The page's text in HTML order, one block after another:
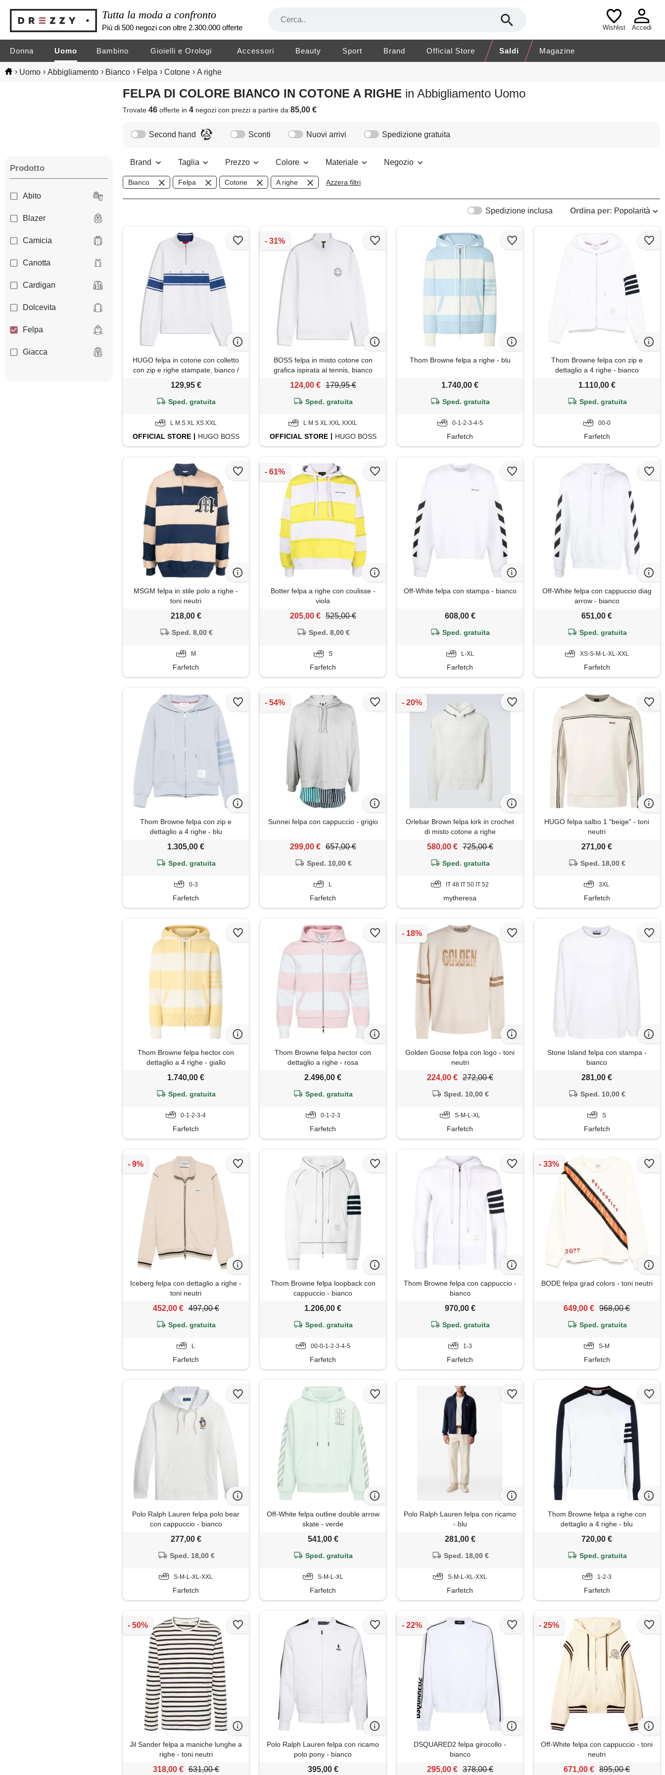
Tutta la moda a confronto
Più di 500 negozi con oltre 2.300.000 offerte Wishlist Accedi
Donna Uomo Bambino Gioielli e Orologi Accessori Beauty Sport Brand Official Store Saldi Magazine
› Uomo › Abbigliamento › Bianco › Felpa › Cotone › A righe
FELPA DI COLORE BIANCO IN COTONE A RIGHE in Abbigliamento Uomo
Trovate46 offerte in4 negozicon prezzi a partire da85,00 €
Prodotto
Abito
Blazer
Camicia
Canotta
Cardigan
Dolcevita
Felpa
Giacca
Second hand Sconti Nuovi arrivi Spedizione gratuita
Brand Taglia Prezzo Colore Materiale Negozio
Bianco Felpa Cotone A righe Azzera filtri
Ordina per: Popolarità
Spedizione inclusa
HUGO felpa in cotone con colletto
con zip e righe stampate, bianco /
blu
129,95 €
Sped. gratuita
L M S XL XS XXL
OFFICIALSTORE HUGO BOSS
BOSS felpa in misto cotone con
grafica ispirata al tennis, bianco
124,00 € 179,95 €
Sped. gratuita
L M S XL XXL XXXL
OFFICIALSTORE HUGO BOSS
Thom Browne felpa a righe - blu
1.740,00 €
Sped. gratuita
0-1-2-3-4-5
Farfetch
Thom Browne felpa con zip e
dettaglio a 4 righe - bianco
1.110,00 €
Sped. gratuita
00-0
Farfetch
MSGM felpa in stile polo a righe -
toni neutri
218,00 €
Sped. 8,00 €
M
Farfetch
Botter felpa a righe con coulisse -
viola
205,00 € 525,00 €
Sped. 8,00 €
S
Farfetch
Off-White felpa con stampa - bianco
608,00 €
Sped. gratuita
L-XL
Farfetch
Off-White felpa con cappuccio diag
arrow - bianco
651,00 €
Sped. gratuita
XS-S-M-L-XL-XXL
Farfetch
Thom Browne felpa con zip e
dettaglio a 4 righe - blu
1.305,00 €
Sped. gratuita
0-3
Farfetch
Sunnei felpa con cappuccio - grigio
299,00 € 657,00 €
Sped. 10,00 €
L
Farfetch
Orlebar Brown felpa kirk in crochet
di misto cotone a righe
580,00 € 725,00 €
Sped. gratuita
IT 48 IT 50 IT 52
mytheresa
HUGO felpa salbo 1 "beige" - toni
neutri
271,00 €
Sped. 18,00 €
3XL
Farfetch
Thom Browne felpa hector con
dettaglio a 4 righe - giallo
1.740,00 €
Sped. gratuita
0-1-2-3-4
Farfetch
Thom Browne felpa hector con
dettaglio a righe - rosa
2.496,00 €
Sped. gratuita
0-1-2-3
Farfetch
Golden Goose felpa con logo - toni
neutri
224,00 € 272,00 €
Sped. 10,00 €
S-M-L-XL
Farfetch
Stone Island felpa con stampa -
bianco
281,00 €
Sped. 10,00 €
S
Farfetch
Iceberg felpa con dettaglio a righe -
toni neutri
452,00 € 497,00 €
Sped. gratuita
L
Farfetch
Thom Browne felpa loopback con
cappuccio - bianco
1.206,00 €
Sped. gratuita
00-0-1-2-3-4-5
Farfetch
Thom Browne felpa con cappuccio -
bianco
970,00 €
Sped. gratuita
1-3
Farfetch
BODE felpa grad colors - toni neutri
649,00 € 968,00 €
Sped. gratuita
S-M
Farfetch
Polo Ralph Lauren felpa polo bear
con cappuccio - bianco
277,00 €
Sped. 18,00 €
S-M-L-XL-XXL
Farfetch
Off-White felpa outline double arrow
skate - verde
541,00 €
Sped. gratuita
S-M-L-XL
Farfetch
Polo Ralph Lauren felpa con ricamo
- blu
281,00 €
Sped. 18,00 €
S-M-L-XL-XXL
Farfetch
Thom Browne felpa a righe con
dettaglio a 4 righe - blu
720,00 €
Sped. gratuita
1-2-3
Farfetch
Jil Sander felpa a maniche lunghe a
righe - toni neutri
318,00 € 631,00 €
Polo Ralph Lauren felpa con ricamo
polo pony - bianco
395,00 €
DSQUARED2 felpa girocollo -
bianco
295,00 € 378,00 €
Off-White felpa con cappuccio - toni
neutri
671,00 € 895,00 €